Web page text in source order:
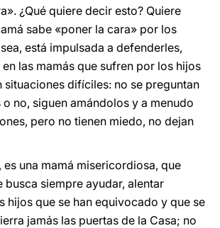
¿Qué quiere decir esto? Quiere
sabe «poner la cara» por los
está impulsada a defenderles,
las mamás que sufren por los hijos
situaciones difíciles: no se preguntan
no, siguen amándolos y a menudo
pero no tienen miedo, no dejan
es una mamá misericordiosa, que
busca siempre ayudar, alentar
hijos que se han equivocado y que se
jamás las puertas de la Casa; no